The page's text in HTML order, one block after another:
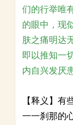
们的行举唯
的眼中，现
肤之痛明达
即以推知一
内自兴发厌
【释义】有
一一刹那的